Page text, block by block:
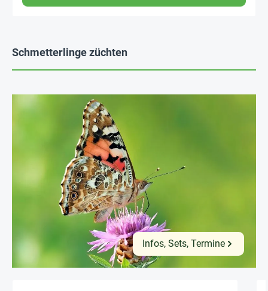
Schmetterlinge züchten
Infos, Sets, Termine